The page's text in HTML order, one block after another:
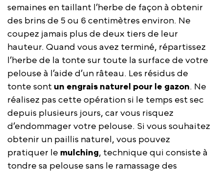
semaines en taillant l’herbe de façon à obtenir
des brins de 5 ou 6 centimètres environ. Ne
coupez jamais plus de deux tiers de leur
hauteur. Quand vous avez terminé, répartissez
l’herbe de la tonte sur toute la surface de votre
pelouse à l’aide d’un râteau. Les résidus de
tonte sont un engrais naturel pour le gazon. Ne
réalisez pas cette opération si le temps est sec
depuis plusieurs jours, car vous risquez
d’endommager votre pelouse. Si vous souhaitez
obtenir un paillis naturel, vous pouvez
pratiquer le mulching, technique qui consiste à
tondre sa pelouse sans le ramassage des